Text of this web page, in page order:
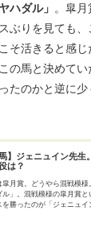
ハダル」 。皐
ぶりを見ても
そ活きると感
の馬と決めて
たのかと逆に
馬】ジェニュイン先
は？
皐月賞。どうやら混戦模
ル」。混戦模様の皐月賞
を勝ったのが「ジェニュイ